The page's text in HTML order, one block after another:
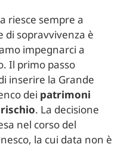
riesce sempre a
di sopravvivenza è
impegnarci a
Il primo passo
inserire la Grande
dei patrimoni
. La decisione
nel corso del
la cui data non è